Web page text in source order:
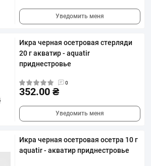
Уведомить меня
Икра черная осетровая стерляди
20 г акватир - aquatir
приднестровье
0
352.00 ₴
Уведомить меня
Икра черная осетровая осетра 10 г
aquatir - акватир приднестровье